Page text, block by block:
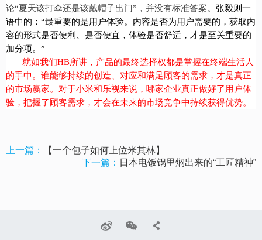
论“夏天该打伞还是该戴帽子出门”，并没有标准答案。 张毅则一
语中的：“最重要的是用户体验。内容是否为用户需要的，获取内
容的形式是否便利、是否便宜，体验是否舒适，才是至关重要的
加分项。”
就如我们HB所讲，产品的最终选择权都是掌握在终端生活人
的手中。谁能够持续的创造、对应和满足顾客的需求，才是真正
的市场赢家。对于小米和乐视来说，哪家企业真正做好了用户体
验，把握了顾客需求，才会在未来的市场竞争中持续获得优势。
上一篇：
【一个包子如何上位米其林】
下一篇： 日本电饭锅里焖出来的“工匠精神”